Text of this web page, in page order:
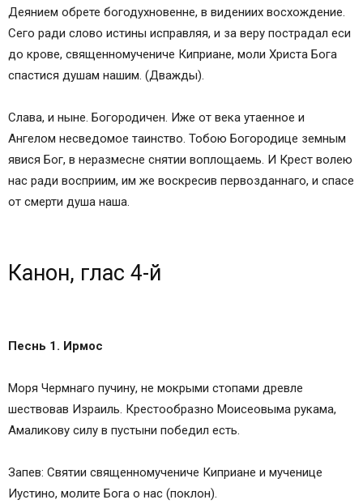
Деянием обрете богодухновенне, в видениих восхождение.
Сего ради слово истины исправляя, и за веру пострадал еси
до крове, священномучениче Киприане, моли Христа Бога
спастися душам нашим. (Дважды).
Слава, и ныне. Богородичен. Иже от века утаенное и
Ангелом несведомое таинство. Тобою Богородице земным
явися Бог, в неразмесне снятии воплощаемь. И Крест волею
нас ради восприим, им же воскресив первозданнаго, и спасе
от смерти душа наша.
Канон, глас 4-й
Песнь 1. Ирмос
Моря Чермнаго пучину, не мокрыми стопами древле
шествовав Израиль. Крестообразно Моисеовыма рукама,
Амаликову силу в пустыни победил есть.
Запев: Святии священномучениче Киприане и мученице
Иустино, молите Бога о нас (поклон).